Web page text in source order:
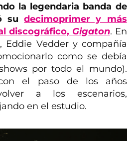
la legendaria banda de
sudecimoprimer y más
discográfico, Gigaton. En
Eddie Vedder y compañía
como se debía
por todo el mundo).
el paso de los años
a los escenarios,
en el estudio.